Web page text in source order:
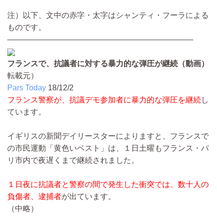
注）以下、文中の赤字・太字はシャンティ・フーラによる
ものです。
————————————————————————
フランスで、抗議者に対する暴力的な弾圧が継続（動画）
転載元）
Pars Today 18/12/2
フランス警察が、抗議デモ参加者に暴力的な弾圧を継続し
ています。
イギリスの新聞デイリースターによりますと、フランスで
の市民運動「黄色いベスト」は、１日土曜もフランス・パ
リ市内で夜遅くまで継続されました。
１日夜に抗議者と警察の間で発生した衝突では、数十人の
負傷者、逮捕者が出ています。
（中略）